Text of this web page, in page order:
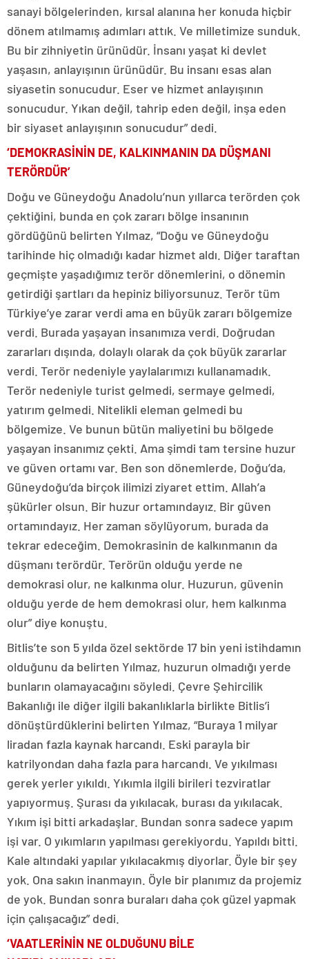
sanayi bölgelerinden, kırsal alanına her konuda hiçbir
dönem atılmamış adımları attık. Ve milletimize sunduk.
Bu bir zihniyetin ürünüdür. İnsanı yaşat ki devlet
yaşasın, anlayışının ürünüdür. Bu insanı esas alan
siyasetin sonucudur. Eser ve hizmet anlayışının
sonucudur. Yıkan değil, tahrip eden değil, inşa eden
bir siyaset anlayışının sonucudur” dedi.
‘DEMOKRASİNİN DE, KALKINMANIN DA DÜŞMANI
TERÖRDÜR’
Doğu ve Güneydoğu Anadolu’nun yıllarca terörden çok
çektiğini, bunda en çok zararı bölge insanının
gördüğünü belirten Yılmaz, “Doğu ve Güneydoğu
tarihinde hiç olmadığı kadar hizmet aldı. Diğer taraftan
geçmişte yaşadığımız terör dönemlerini, o dönemin
getirdiği şartları da hepiniz biliyorsunuz. Terör tüm
Türkiye’ye zarar verdi ama en büyük zararı bölgemize
verdi. Burada yaşayan insanımıza verdi. Doğrudan
zararları dışında, dolaylı olarak da çok büyük zararlar
verdi. Terör nedeniyle yaylalarımızı kullanamadık.
Terör nedeniyle turist gelmedi, sermaye gelmedi,
yatırım gelmedi. Nitelikli eleman gelmedi bu
bölgemize. Ve bunun bütün maliyetini bu bölgede
yaşayan insanımız çekti. Ama şimdi tam tersine huzur
ve güven ortamı var. Ben son dönemlerde, Doğu’da,
Güneydoğu’da birçok ilimizi ziyaret ettim. Allah’a
şükürler olsun. Bir huzur ortamındayız. Bir güven
ortamındayız. Her zaman söylüyorum, burada da
tekrar edeceğim. Demokrasinin de kalkınmanın da
düşmanı terördür. Terörün olduğu yerde ne
demokrasi olur, ne kalkınma olur. Huzurun, güvenin
olduğu yerde de hem demokrasi olur, hem kalkınma
olur” diye konuştu.
Bitlis’te son 5 yılda özel sektörde 17 bin yeni istihdamın
olduğunu da belirten Yılmaz, huzurun olmadığı yerde
bunların olamayacağını söyledi. Çevre Şehircilik
Bakanlığı ile diğer ilgili bakanlıklarla birlikte Bitlis’i
dönüştürdüklerini belirten Yılmaz, “Buraya 1 milyar
liradan fazla kaynak harcandı. Eski parayla bir
katrilyondan daha fazla para harcandı. Ve yıkılması
gerek yerler yıkıldı. Yıkımla ilgili birileri tezviratlar
yapıyormuş. Şurası da yıkılacak, burası da yıkılacak.
Yıkım işi bitti arkadaşlar. Bundan sonra sadece yapım
işi var. O yıkımların yapılması gerekiyordu. Yapıldı bitti.
Kale altındaki yapılar yıkılacakmış diyorlar. Öyle bir şey
yok. Ona sakın inanmayın. Öyle bir planımız da projemiz
de yok. Bundan sonra buraları daha çok güzel yapmak
için çalışacağız” dedi.
‘VAATLERİNİN NE OLDUĞUNU BİLE